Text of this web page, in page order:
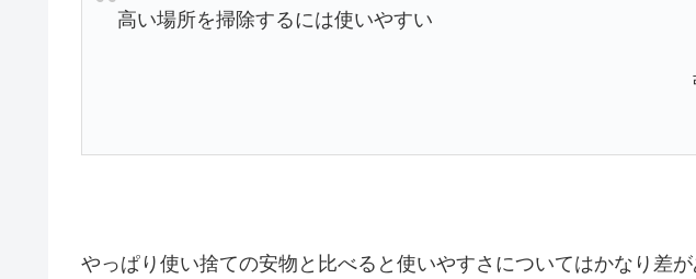
高い場所を掃除するには使いやすい
やっぱり使い捨ての安物と比べると使いやすさについてはかなり差